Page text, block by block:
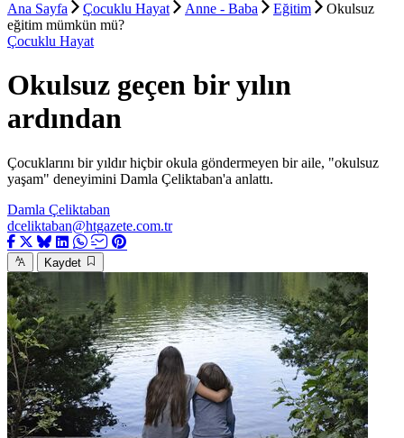
Ana Sayfa Çocuklu Hayat Anne - Baba Eğitim
Okulsuz
eğitim mümkün mü?
Çocuklu Hayat
Okulsuz geçen bir yılın
ardından
Çocuklarını bir yıldır hiçbir okula göndermeyen bir aile, "okulsuz
yaşam" deneyimini Damla Çeliktaban'a anlattı.
Damla Çeliktaban
dceliktaban@htgazete.com.tr
Kaydet